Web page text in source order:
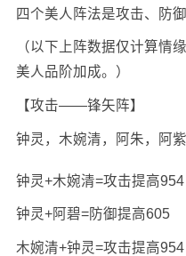
四个美人阵法是攻击、防
（以下上阵数据仅计算情
美人品阶加成。）
【攻击——锋矢阵】
钟灵，木婉清，阿朱，阿
钟灵+木婉清=攻击提高954
钟灵+阿碧=防御提高605
木婉清+钟灵=攻击提高954